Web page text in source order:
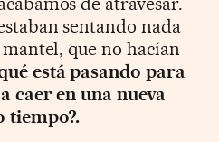
sentando nada
que no hacían
está pasando para
caer en una nueva
tiempo?.